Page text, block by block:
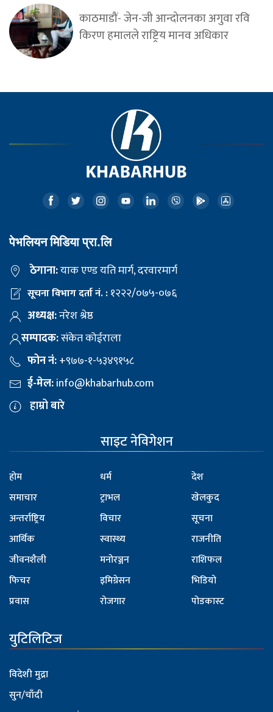
काठमाडौं- जेन-जी आन्दोलनका अगुवा रवि
किरण हमालले राष्ट्रिय मानव अधिकार
पेभलियन मिडिया प्रा.लि
ठेगाना:याक एण्ड यति मार्ग, दरवारमार्ग
सूचना विभाग दर्ता नं. :१२२२/०७५-०७६
अध्यक्ष:नरेश श्रेष्ठ
सम्पादक:संकेत कोईराला
फोन नं:+९७७-१-५३४९१५८
ई-मेल:info@khabarhub.com
हाम्रो बारे
साइट नेविगेशन
होम
समाचार
अन्तर्राष्ट्रिय
आर्थिक
जीवनशैली
फिचर
प्रवास
धर्म
ट्राभल
विचार
स्वास्थ्य
मनोरञ्जन
इमिग्रेसन
रोजगार
देश
खेलकुद
सूचना
राजनीति
राशिफल
भिडियो
पोडकास्ट
युटिलिटिज
विदेशी मुद्रा
सुन/चाँदी